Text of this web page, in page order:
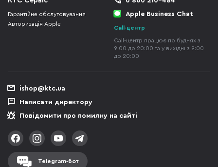
Гарантійне обслуговування
Авторизація Apple
Apple Business Chat
Call-центр
Call-центр працює по буднях з
9:00 до 20:00 та у вихідні з 9:00
до 20:00
ishop@ktc.ua
Написати директору
Повідомити про помилку на сайті
Telegram-бот